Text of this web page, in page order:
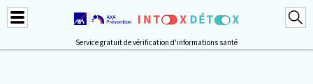
Service gratuit de vérification d'informations santé